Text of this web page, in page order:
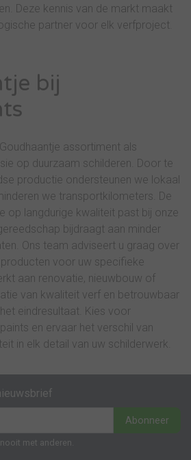
Deze kennis van de markt maakt
partner voor elk verfproject.
bij
assortiment als
op duurzaam schilderen. Door te
productie ondersteunen we lokaal
we transportkilometers. De
op langdurige kwaliteit past bij onze
bijdraagt aan minder
Ons team adviseert u graag over
voor uw specifieke
aan renovatie, nieuwbouw of
van kwaliteit verf en betrouwbaar
eindresultaat. Kies voor
en ervaar het verschil van
in elk detail van uw schilderwerk.
Abonneer
met anderen.